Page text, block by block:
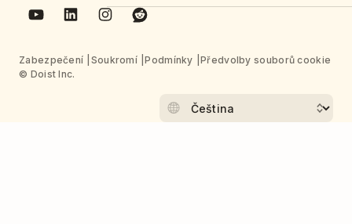
Zabezpečení Soukromí Podmínky
Předvolby souborů cookie
© Doist Inc.